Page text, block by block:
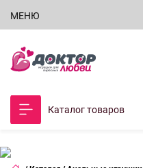
МЕНЮ
Каталог товаров